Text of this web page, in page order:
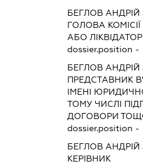
БЕГЛОВ
ГОЛОВА
АБО ЛІКВІДАТОР
dossier.position -
БЕГЛОВ
ПРЕДСТАВНИК
ІМЕНІ
ТОМУ ЧИСЛІ
ДОГОВОРИ
dossier.position -
БЕГЛОВ
КЕРІВНИК